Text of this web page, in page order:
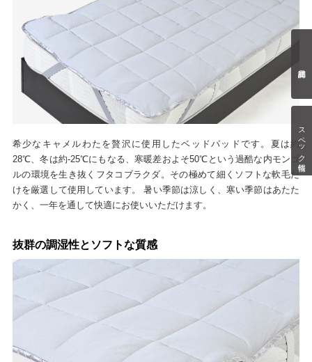
スペック情報
希少なキャメルわたを贅沢に使用したベッドパッドです。夏は約
28℃、冬は約-25℃にもなる、寒暖差およそ50℃という過酷な内モンゴ
ルの環境を生き抜くフタコブラクダ。その極めて細くソフトな軟毛だ
けを厳選して使用しています。 暑い季節は涼しく、寒い季節はあたた
かく、一年を通して快適にお使いいただけます。
抜群の調湿性とソフトな質感